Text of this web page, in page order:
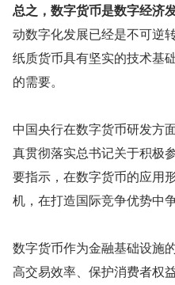
总之，数字货币是数字经济
动数字化发展已经是不可逆
纸质货币具有坚实的技术基
的需要。
中国央行在数字货币研发方
真贯彻落实总书记关于积极
要指示，在数字货币的应用
机，在打造国际竞争优势中争
数字货币作为金融基础设施
高交易效率、保护消费者权